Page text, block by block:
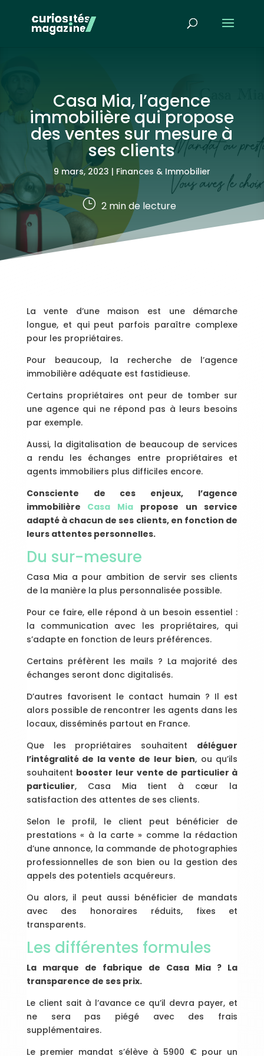
Casa Mia, l’agence
immobilière qui propose
des ventes sur mesure à
ses clients
9 mars, 2023 | Finances & Immobilier
} 2min de lecture
La vente d’une maison est une démarche
longue, et qui peut parfois paraître complexe
pour les propriétaires.
Pour beaucoup, la recherche de l’agence
immobilière adéquate est fastidieuse.
Certains propriétaires ont peur de tomber sur
une agence qui ne répond pas à leurs besoins
par exemple.
Aussi, la digitalisation de beaucoup de services
a rendu les échanges entre propriétaires et
agents immobiliers plus difficiles encore.
Consciente de ces enjeux, l’agence
immobilière Casa Mia propose un service
adapté à chacun de ses clients, en fonction de
leurs attentes personnelles.
Du sur-mesure
Casa Mia a pour ambition de servir ses clients
de la manière la plus personnalisée possible.
Pour ce faire, elle répond à un besoin essentiel :
la communication avec les propriétaires, qui
s’adapte en fonction de leurs préférences.
Certains préfèrent les mails ? La majorité des
échanges seront donc digitalisés.
D’autres favorisent le contact humain ? Il est
alors possible de rencontrer les agents dans les
locaux, disséminés partout en France.
Que les propriétaires souhaitent déléguer
l’intégralité de la vente de leur bien, ou qu’ils
souhaitent booster leur vente de particulier à
particulier, Casa Mia tient à cœur la
satisfaction des attentes de ses clients.
Selon le profil, le client peut bénéficier de
prestations « à la carte » comme la rédaction
d’une annonce, la commande de photographies
professionnelles de son bien ou la gestion des
appels des potentiels acquéreurs.
Ou alors, il peut aussi bénéficier de mandats
avec des honoraires réduits, fixes et
transparents.
Les différentes formules
La marque de fabrique de Casa Mia ? La
transparence de ses prix.
Le client sait à l’avance ce qu’il devra payer, et
ne sera pas piégé avec des frais
supplémentaires.
Le premier mandat s’élève à 5900 € pour un